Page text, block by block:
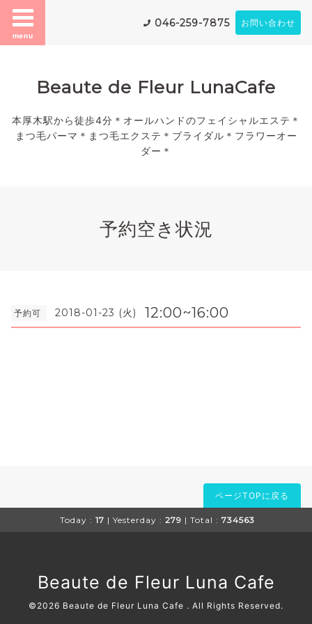
menu
046-259-7875 お問い合わせ
Beaute de Fleur LunaCafe
本厚木駅から徒歩4分＊オールハンドのフェイシャルエステ＊
まつ毛パーマ＊まつ毛エクステ＊ブライダル＊フラワーオー
ダー＊
予約空き状況
予約可 2018-01-23 (火) 12:00~16:00
ページTOPに戻る
Today : 17 | Yesterday : 279 | Total : 734563
Beaute de Fleur Luna Cafe
©2026 Beaute de Fleur Luna Cafe . All Rights Reserved.